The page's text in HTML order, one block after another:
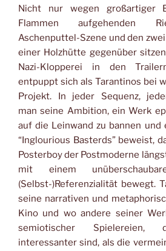
Nicht nur wegen großartiger
Flammen aufgehenden
Aschenputtel-Szene und den
einer Holzhütte gegenüber
Nazi-Klopperei in den
entpuppt sich als Tarantinos bei
Projekt. In jeder Sequenz,
man seine Ambition, ein Werk
auf die Leinwand zu bannen und
“Inglourious Basterds” beweist,
Posterboy der Postmoderne
mit einem
(Selbst-)Referenzialität bewegt.
seine narrativen und
Kino und wo andere seiner
semiotischer Spielereien,
interessanter sind, als die